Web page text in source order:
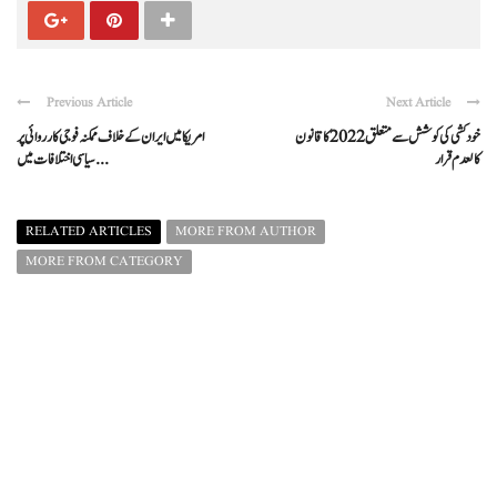
Previous Article
امریکا میں ایران کے خلاف ممکنہ فوجی کارروائی پر
سیاسی اختلافات میں ...
Next Article
خودکشی کی کوشش سے متعلق 2022 کا قانون
کالعدم قرار
RELATED ARTICLES
MORE FROM AUTHOR
MORE FROM CATEGORY